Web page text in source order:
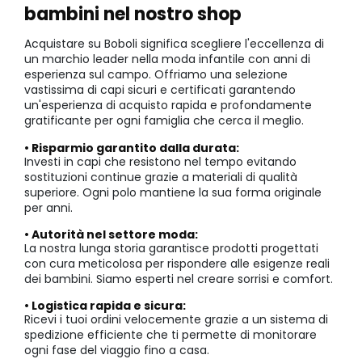
bambini nel nostro shop
Acquistare su Boboli significa scegliere l'eccellenza di
un marchio leader nella moda infantile con anni di
esperienza sul campo. Offriamo una selezione
vastissima di capi sicuri e certificati garantendo
un'esperienza di acquisto rapida e profondamente
gratificante per ogni famiglia che cerca il meglio.
• Risparmio garantito dalla durata:
Investi in capi che resistono nel tempo evitando
sostituzioni continue grazie a materiali di qualità
superiore. Ogni polo mantiene la sua forma originale
per anni.
• Autorità nel settore moda:
La nostra lunga storia garantisce prodotti progettati
con cura meticolosa per rispondere alle esigenze reali
dei bambini. Siamo esperti nel creare sorrisi e comfort.
• Logistica rapida e sicura:
Ricevi i tuoi ordini velocemente grazie a un sistema di
spedizione efficiente che ti permette di monitorare
ogni fase del viaggio fino a casa.